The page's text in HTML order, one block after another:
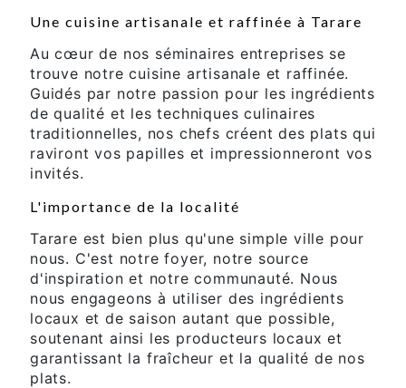
Une cuisine artisanale et raffinée à Tarare
Au cœur de nos séminaires entreprises se
trouve notre cuisine artisanale et raffinée.
Guidés par notre passion pour les ingrédients
de qualité et les techniques culinaires
traditionnelles, nos chefs créent des plats qui
raviront vos papilles et impressionneront vos
invités.
L'importance de la localité
Tarare est bien plus qu'une simple ville pour
nous. C'est notre foyer, notre source
d'inspiration et notre communauté. Nous
nous engageons à utiliser des ingrédients
locaux et de saison autant que possible,
soutenant ainsi les producteurs locaux et
garantissant la fraîcheur et la qualité de nos
plats.